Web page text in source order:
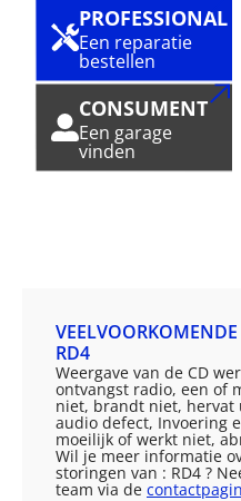
PROFESSIONAL
Een reparatie
bestellen
CONSUMENT
Een garage
vinden
RD4
Weergave van de CD
ontvangst radio, een of
niet, brandt niet,
audio defect, Invoering
moeilijk of werkt niet,
Wil je meer informatie
storingen van : RD4 ?
team via de